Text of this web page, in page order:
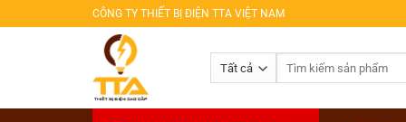
qua
CÔNG TY THIẾT BỊ ĐIỆN TTA VIỆT NAM